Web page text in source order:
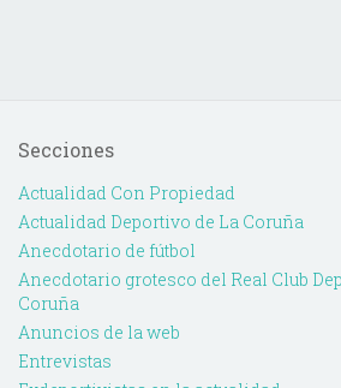
Secciones
Actualidad Con Propiedad
Actualidad Deportivo de La Coruña
Anecdotario de fútbol
Anecdotario grotesco del Real Club
Coruña
Anuncios de la web
Entrevistas